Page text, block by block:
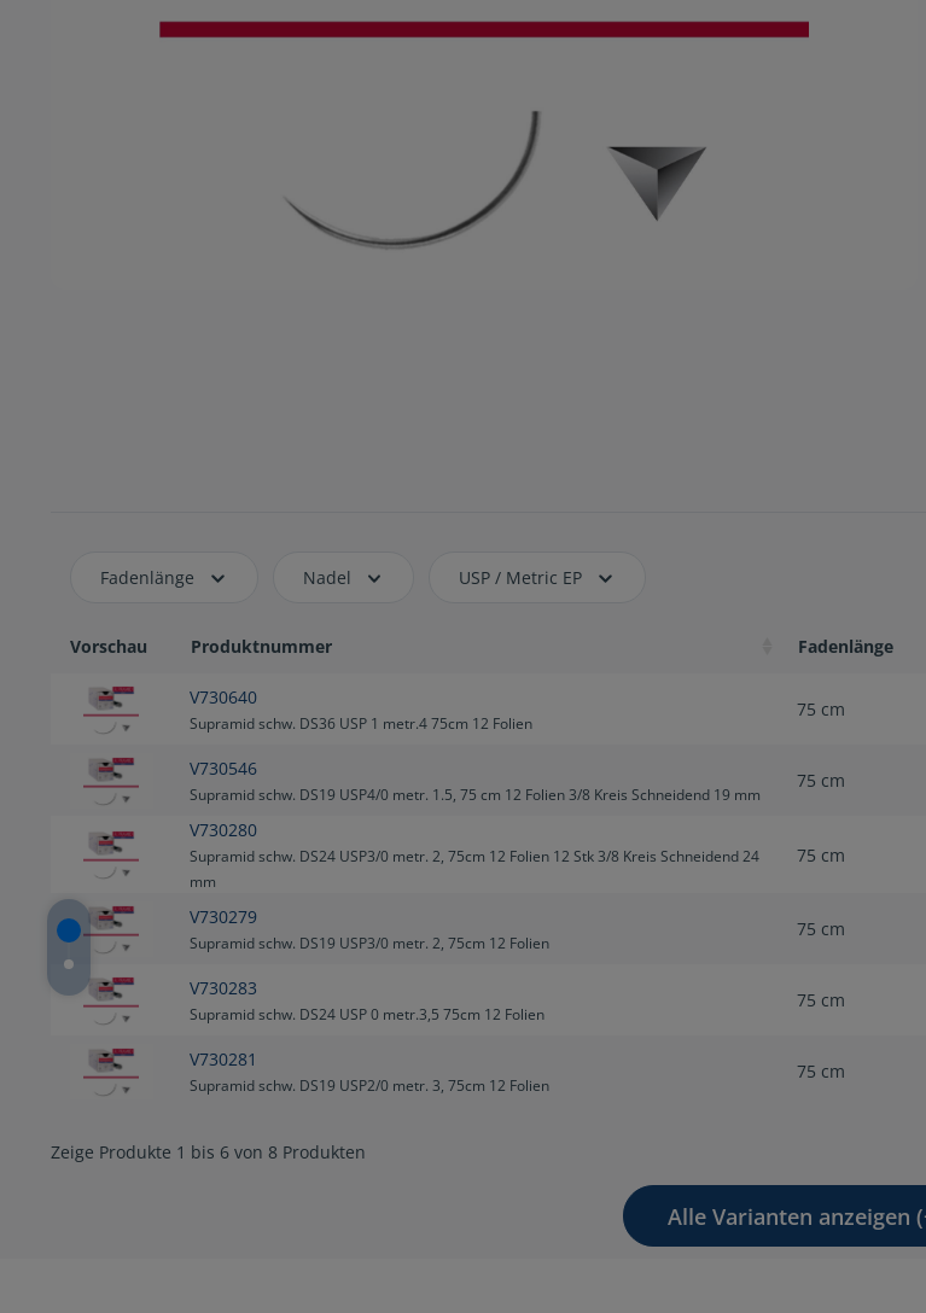
Fadenlänge Nadel USP / Metric EP
Vorschau Produktnummer Fadenlänge
V730640
Supramid schw. DS36 USP 1 metr.4 75cm 12 Folien
75 cm
V730546
Supramid schw. DS19 USP4/0 metr. 1.5, 75 cm 12 Folien 3/8 Kreis Schneidend 19 mm
75 cm
V730280
Supramid schw. DS24 USP3/0 metr. 2, 75cm 12 Folien 12 Stk 3/8 Kreis Schneidend 24
mm
75 cm
V730279
Supramid schw. DS19 USP3/0 metr. 2, 75cm 12 Folien
75 cm
V730283
Supramid schw. DS24 USP 0 metr.3,5 75cm 12 Folien
75 cm
V730281
Supramid schw. DS19 USP2/0 metr. 3, 75cm 12 Folien
75 cm
Zeige Produkte 1 bis 6 von 8 Produkten
Alle Varianten anzeigen